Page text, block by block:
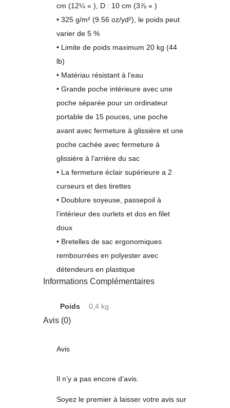
cm (12¼ « ), D : 10 cm (3⅞ « )
• 325 g/m² (9.56 oz/yd²), le poids peut
varier de 5 %
• Limite de poids maximum 20 kg (44
lb)
• Matériau résistant à l’eau
• Grande poche intérieure avec une
poche séparée pour un ordinateur
portable de 15 pouces, une poche
avant avec fermeture à glissière et une
poche cachée avec fermeture à
glissière à l’arrière du sac
• La fermeture éclair supérieure a 2
curseurs et des tirettes
• Doublure soyeuse, passepoil à
l’intérieur des ourlets et dos en filet
doux
• Bretelles de sac ergonomiques
rembourrées en polyester avec
détendeurs en plastique
Informations Complémentaires
Poids 0,4 kg
Avis (0)
Avis
Il n’y a pas encore d’avis.
Soyez le premier à laisser votre avis sur